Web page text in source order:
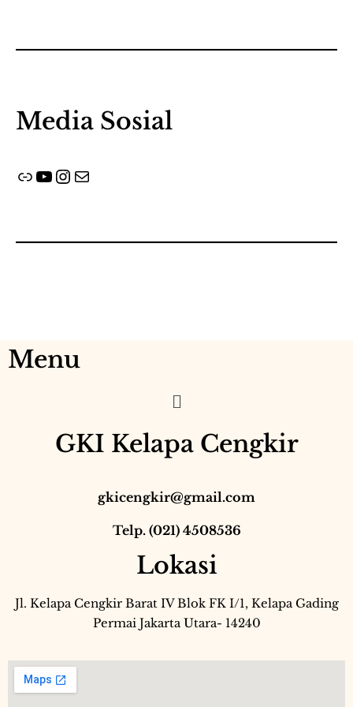
Media Sosial
Menu
GKI Kelapa Cengkir
gkicengkir@gmail.com
Telp. (021) 4508536
Lokasi
Jl. Kelapa Cengkir Barat IV Blok FK I/1, Kelapa Gading
Permai Jakarta Utara- 14240